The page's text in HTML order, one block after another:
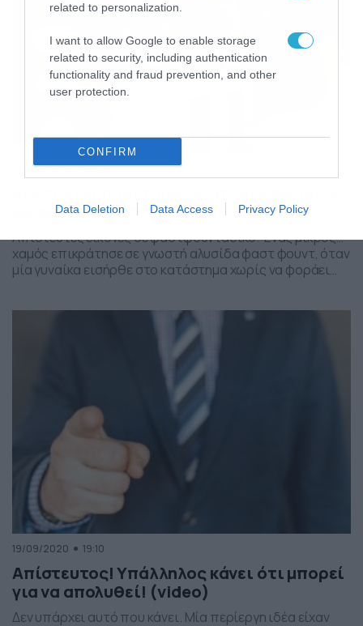
related to personalization.
I want to allow Google to enable storage
related to security, including authentication
functionality and fraud prevention, and other
user protection.
CONFIRM
Data Deletion Data Access Privacy Policy
22/09/2020 15:41
μάσκα και τα έσπασε όλα (video)
Απίστευτες εικόνες σε φαστφουντάδικο. Ένας μικρός…
χαμός επικράτησε σε γνωστή αλυσίδα φαστ φουντ, όταν
μία γυναίκα εισήρθε στο κατάστημα χωρίς να φοράει
Φαίνεται πως η συγκεκριμένη κίνηση από το
προσωπικό, ήτοι να μην προχωρήσει στην παραγγελία
19/09/2020 19:10
Απίστευτος! Υπάλληλος κάνει ότι μπορεί
για να απολυθεί! (video)
Δεν υπάρχει αυτό που κάνει. Μία περίεργη ιδέα είχαν